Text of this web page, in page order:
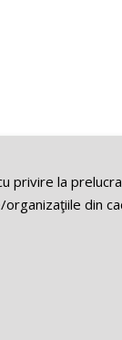
privire la
organizaţiile din